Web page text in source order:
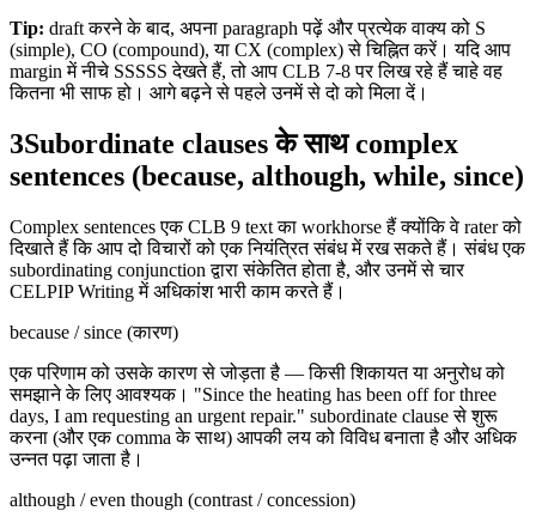
Tip: draft करने के बाद, अपना paragraph पढ़ें और प्रत्येक वाक्य को S
(simple), CO (compound), या CX (complex) से चिह्नित करें। यदि आप
margin में नीचे SSSSS देखते हैं, तो आप CLB 7-8 पर लिख रहे हैं चाहे वह
कितना भी साफ हो। आगे बढ़ने से पहले उनमें से दो को मिला दें।
3Subordinate clauses के साथ complex
sentences (because, although, while, since)
Complex sentences एक CLB 9 text का workhorse हैं क्योंकि वे rater को
दिखाते हैं कि आप दो विचारों को एक नियंत्रित संबंध में रख सकते हैं। संबंध एक
subordinating conjunction द्वारा संकेतित होता है, और उनमें से चार
CELPIP Writing में अधिकांश भारी काम करते हैं।
because / since (कारण)
एक परिणाम को उसके कारण से जोड़ता है — किसी शिकायत या अनुरोध को
समझाने के लिए आवश्यक। "Since the heating has been off for three
days, I am requesting an urgent repair." subordinate clause से शुरू
करना (और एक comma के साथ) आपकी लय को विविध बनाता है और अधिक
उन्नत पढ़ा जाता है।
although / even though (contrast / concession)